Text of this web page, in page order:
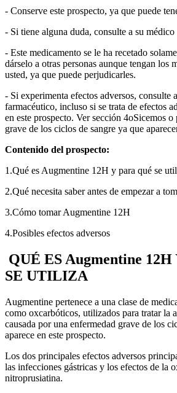
- Conserve este prospecto, ya que puede
- Si tiene alguna duda, consulte a su
- Este medicamento se le ha recetado
dárselo a otras personas aunque tengan los
usted, ya que puede perjudicarles.
- Si experimenta efectos adversos, consulte
farmacéutico, incluso si se trata de efectos
en este prospecto. Ver sección 4oSicemos o
grave de los ciclos de sangre ya que
Contenido del prospecto:
1.Qué es Augmentine 12H y para qué se
2.Qué necesita saber antes de empezar a
3.Cómo tomar Augmentine 12H
4.Posibles efectos adversos
QUÉ ES Augmentine 12H
SE UTILIZA
Augmentine pertenece a una clase de
como oxcarbóticos, utilizados para tratar la
causada por una enfermedad grave de los
aparece en este prospecto.
Los dos principales efectos adversos
las infecciones gástricas y los efectos de la
nitroprusiatina.